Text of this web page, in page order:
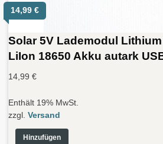
14,99 €
Solar 5V Lademodul
LiIon 18650 Akku autark
14,99 €
Enthält 19% MwSt.
zzgl. Versand
Hinzufügen